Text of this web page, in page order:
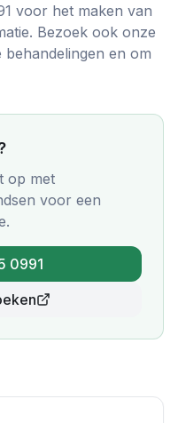
voor het maken van
Bezoek ook onze
en om
op met
voor een
0991